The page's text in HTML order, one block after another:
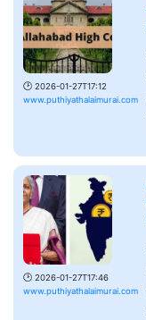
🕑 2026-01-27T17:12
www.puthiyathalaimurai.com
🕑 2026-01-27T17:46
www.puthiyathalaimurai.com